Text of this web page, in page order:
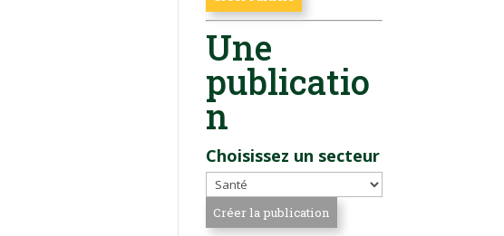
Une
publicatio
n
Choisissez un secteur